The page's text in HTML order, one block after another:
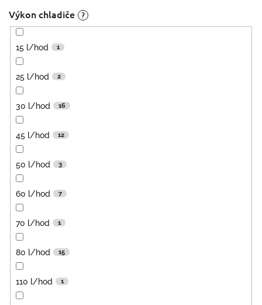
Výkon chladiče ?
15 l/hod 1
25 l/hod 2
30 l/hod 16
45 l/hod 12
50 l/hod 3
60 l/hod 7
70 l/hod 1
80 l/hod 15
110 l/hod 1